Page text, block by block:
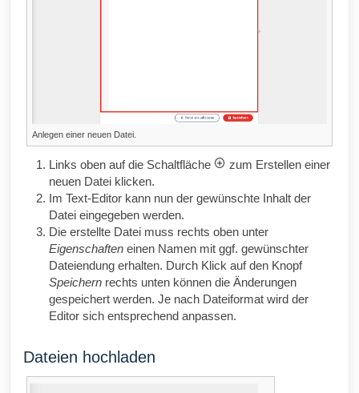
Anlegen einer neuen Datei.
Links oben auf die Schaltfläche
zum Erstellen einer
neuen Datei klicken.
Im Text-Editor kann nun der gewünschte Inhalt der
Datei eingegeben werden.
Die erstellte Datei muss rechts oben unter
Eigenschaften einen Namen mit ggf. gewünschter
Dateiendung erhalten. Durch Klick auf den Knopf
Speichern rechts unten können die Änderungen
gespeichert werden. Je nach Dateiformat wird der
Editor sich entsprechend anpassen.
Dateien hochladen